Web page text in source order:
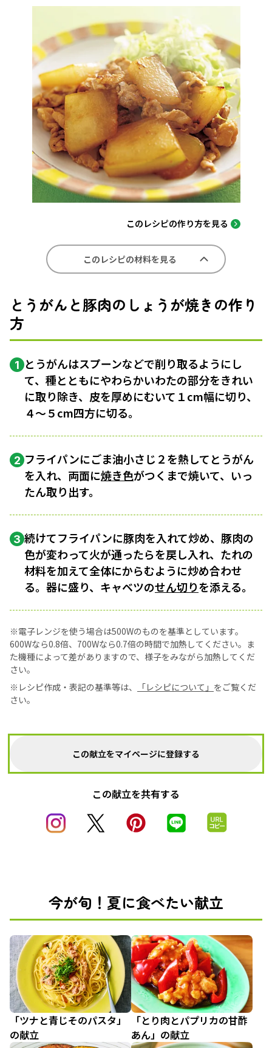
このレシピの作り方を見る
このレシピの材料を見る
とうがんと豚肉のしょうが焼きの作り
方
1 とうがんはスプーンなどで削り取るようにし
て、種とともにやわらかいわたの部分をきれい
に取り除き、皮を厚めにむいて１cm幅に切り、
４〜５cm四方に切る。
2 フライパンにごま油小さじ２を熱してとうがん
を入れ、両面に焼き色がつくまで焼いて、いっ
たん取り出す。
3 続けてフライパンに豚肉を入れて炒め、豚肉の
色が変わって火が通ったらを戻し入れ、たれの
材料を加えて全体にからむように炒め合わせ
る。器に盛り、キャベツのせん切りを添える。
※電子レンジを使う場合は500Wのものを基準としています。
600Wなら0.8倍、700Wなら0.7倍の時間で加熱してください。ま
た機種によって差がありますので、様子をみながら加熱してくだ
さい。
※レシピ作成・表記の基準等は、
「レシピについて」 をご覧くだ
さい。
この献立をマイページに登録する
この献立を共有する
今が旬！夏に食べたい献立
「ツナと青じそのパスタ」
の献立
「とり肉とパプリカの甘酢
あん」の献立